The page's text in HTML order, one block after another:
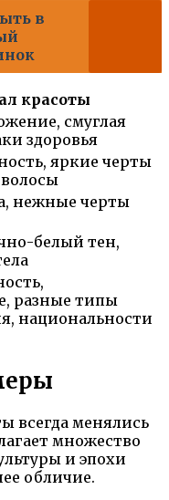
в
красоты
смуглая
здоровья
яркие черты
нежные черты
белый тен,
разные типы
национальности
всегда менялись
множество
и эпохи
обличие.